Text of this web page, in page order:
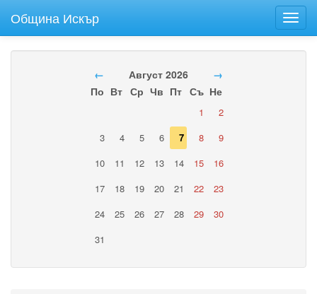
Община Искър
← Август 2026
→
По Вт Ср Чв Пт Съ Не
1
2
3
4 5 6 7 8
9
10
11 12 13 14 15
16
17
18 19 20 21 22
23
24
25 26 27 28 29
30
31